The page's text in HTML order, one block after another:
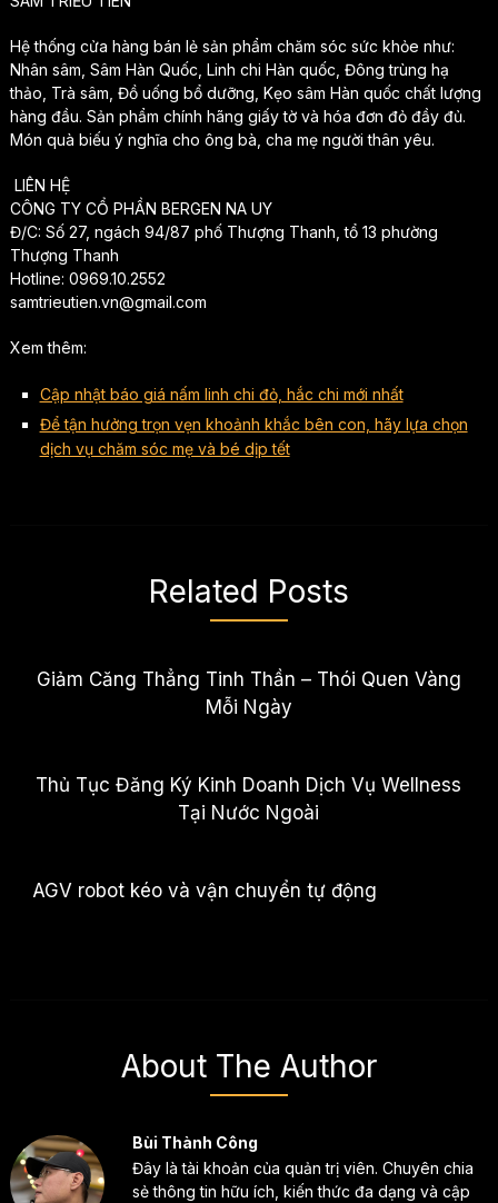
Hệ thống cửa hàng bán lẻ sản phẩm chăm sóc sức khỏe như:
Nhân sâm, Sâm Hàn Quốc, Linh chi Hàn quốc, Đông trùng hạ
thảo, Trà sâm, Đồ uống bổ dưỡng, Kẹo sâm Hàn quốc chất lượng
hàng đầu. Sản phẩm chính hãng giấy tờ và hóa đơn đỏ đầy đủ.
Món quà biếu ý nghĩa cho ông bà, cha mẹ người thân yêu.
LIÊN HỆ
CÔNG TY CỔ PHẦN BERGEN NA UY
Đ/C: Số 27, ngách 94/87 phố Thượng Thanh, tổ 13 phường
Thượng Thanh
Hotline: 0969.10.2552
samtrieutien.vn@gmail.com
Xem thêm:
Cập nhật báo giá nấm linh chi đỏ, hắc chi mới nhất
Để tận hưởng trọn vẹn khoảnh khắc bên con, hãy lựa chọn
dịch vụ chăm sóc mẹ và bé dịp tết
Related Posts
Giảm Căng Thẳng Tinh Thần – Thói Quen Vàng
Mỗi Ngày
Thủ Tục Đăng Ký Kinh Doanh Dịch Vụ Wellness
Tại Nước Ngoài
AGV robot kéo và vận chuyển tự động
About The Author
Bùi Thành Công
Đây là tài khoản của quản trị viên. Chuyên chia
sẻ thông tin hữu ích, kiến thức đa dạng và cập